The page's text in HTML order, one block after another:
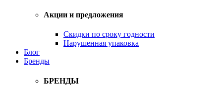
Акции и предложения
Скидки по сроку годности
Нарушенная упаковка
Блог
Бренды
БРЕНДЫ